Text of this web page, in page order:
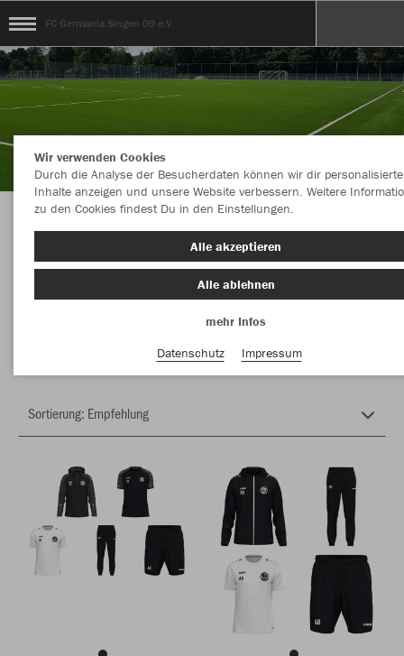
FC Germania Singen 09 e.V.
FC Germania Singen 09 e.V. - TRADITION SEIT
1909!
Farbe
Wir verwenden Cookies
Durch die Analyse der Besucherdaten können wir dir personalisierte
Inhalte anzeigen und unsere Website verbessern. Weitere
zu den Cookies findest Du in den Einstellungen.
Alle akzeptieren
Alle ablehnen
mehr Infos
Datenschutz
Impressum